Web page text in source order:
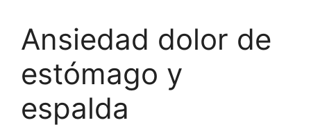
Ansiedad dolor de
estómago y
espalda